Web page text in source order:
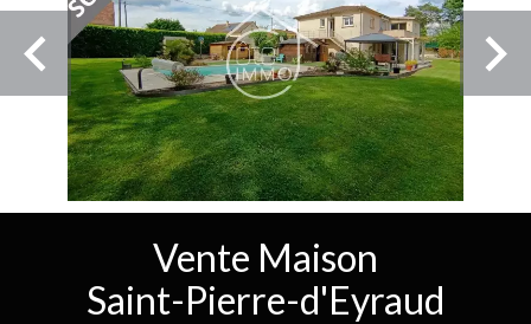
Vente Maison
Saint-Pierre-d'Eyraud